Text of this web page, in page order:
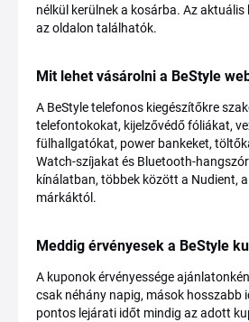
nélkül kerülnek a kosárba. Az aktuális
az oldalon találhatók.
Mit lehet vásárolni a BeStyle
A BeStyle telefonos kiegészítőkre
telefontokokat, kijelzővédő fóliákat,
fülhallgatókat, power bankeket,
Watch-szíjakat és Bluetooth-
kínálatban, többek között a Nudient,
márkáktól.
Meddig érvényesek a BeStyle
A kuponok érvényessége
csak néhány napig, mások hosszabb
pontos lejárati időt mindig az adott